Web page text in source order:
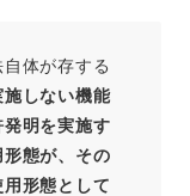
体が存する
しない機能
明を実施す
態が、その
形態として